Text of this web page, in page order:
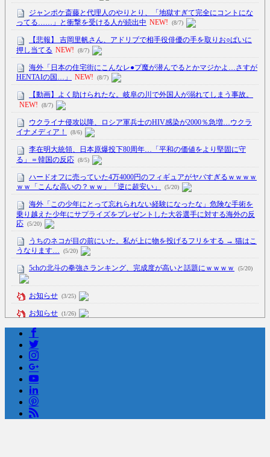
ジャンポケ斎藤と代理人のやりとり、「地獄すぎて完全にコントにな
ってる……」と衝撃を受ける人が続出中 NEW! (8/7)
【悲報】 吉岡里帆さん、アドリブで相手役俳優の手を取りお○ぱいに
押し当てる NEW! (8/7)
海外「日本の住宅街にこんなレ●プ魔が潜んでるとかマジかよ…さすが
HENTAIの国…」
NEW! (8/7)
【動画】よく助けられたな。岐阜の川で外国人が溺れてしまう事故。
NEW!
(8/7)
ウクライナ侵攻以降、ロシア軍兵士のHIV感染が2000％急増…ウクラ
イナメディア！
(8/6)
李在明大統領、日本原爆投下80周年…「平和の価値をより堅固に守
る」＝韓国の反応 (8/5)
ハードオフに売っていた4万4000円のフィギュアがヤバすぎるｗｗｗｗ
ｗｗ「こんな高いの？ｗｗ」「逆に超安い」
(5/20)
海外「この少年にとって忘れられない経験になったな」危険な手術を
乗り越えた少年にサプライズをプレゼントした大谷選手に対する海外の反
応 (5/20)
うちのネコが目の前にいた。私が上に物を投げるフリをする → 猫はこ
うなります…
(5/20)
5chの北斗の拳強さランキング、完成度が高いと話題にｗｗｗｗ (5/20)
お知らせ (3/25)
お知らせ (1/26)
顔20点、体80点と評価されていた女子学生が男子学生らの性の捌け口
にされる
【中国】処理水の問題化狙うも不発？ASEAN関連会合で賛同広がらず
(7/13)